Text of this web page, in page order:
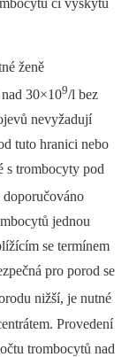
ženě
30×109/l bez
nevyžadují
tuto hranici nebo
s trombocyty pod
jednou
se termínem
pro porod se
nižší, je nutné
Provedení
trombocytů nad